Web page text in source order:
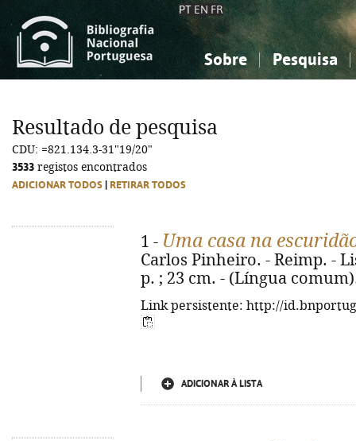
PT EN FR
Sobre Pesquisa
Ciências sociais...
Ciências sociais...
Resultado de pesquisa
CDU: =821.134.3-31"19/20"
3533 registos encontrados
ADICIONAR TODOS RETIRAR TODOS
1 - Uma casa na
Carlos Pinheiro. - Reimp. -
p. ; 23 cm. - (Língua
Link persistente: http://
ADICIONAR À LISTA